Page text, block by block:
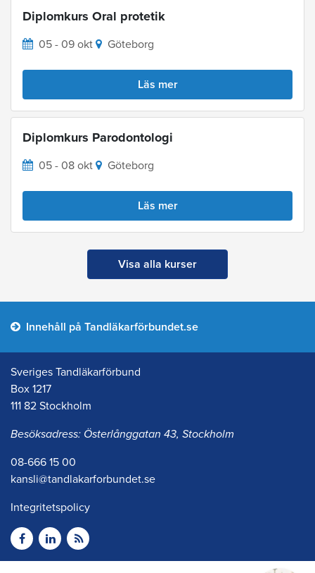
Diplomkurs Oral protetik
05 - 09 okt Göteborg
Läs mer
Diplomkurs Parodontologi
05 - 08 okt Göteborg
Läs mer
Visa alla kurser
Innehåll på Tandläkarförbundet.se
Sveriges Tandläkarförbund
Box 1217
111 82 Stockholm
Besöksadress: Österlånggatan 43, Stockholm
08-666 15 00
kansli@tandlakarforbundet.se
Integritetspolicy